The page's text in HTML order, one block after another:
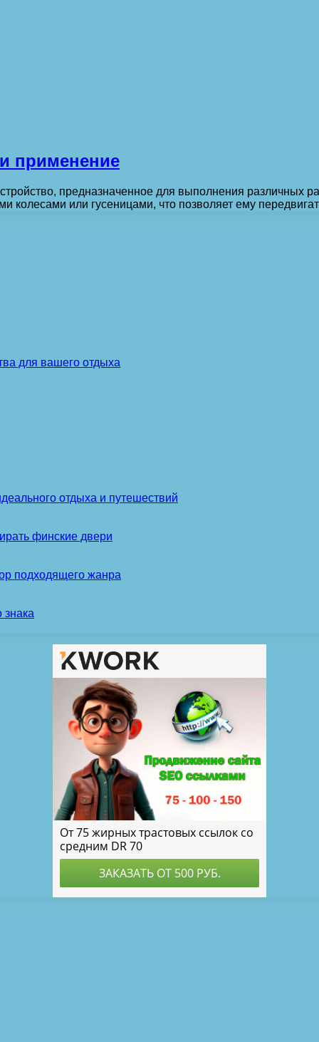
применение
предназначенное для выполнения различных
или гусеницами, что позволяет ему
для вашего отдыха
отдыха и путешествий
финские двери
подходящего жанра
знака